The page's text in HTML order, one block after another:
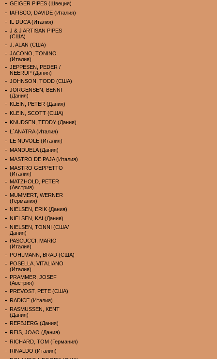
GEIGER PIPES (Швеция)
IAFISCO, DAVIDE (Италия)
IL DUCA (Италия)
J & J ARTISAN PIPES
(США)
J. ALAN (США)
JACONO, TONINO
(Италия)
JEPPESEN, PEDER /
NEERUP (Дания)
JOHNSON, TODD (США)
JORGENSEN, BENNI
(Дания)
KLEIN, PETER (Дания)
KLEIN, SCOTT (США)
KNUDSEN, TEDDY (Дания)
L`ANATRA (Италия)
LE NUVOLE (Италия)
MANDUELA (Дания)
MASTRO DE PAJA (Италия)
MASTRO GEPPETTO
(Италия)
MATZHOLD, PETER
(Австрия)
MUMMERT, WERNER
(Германия)
NIELSEN, ERIK (Дания)
NIELSEN, KAI (Дания)
NIELSEN, TONNI (США/
Дания)
PASCUCCI, MARIO
(Италия)
POHLMANN, BRAD (США)
POSELLA, VITALIANO
(Италия)
PRAMMER, JOSEF
(Австрия)
PREVOST, PETE (США)
RADICE (Италия)
RASMUSSEN, KENT
(Дания)
REFBJERG (Дания)
REIS, JOAO (Дания)
RICHARD, TOM (Германия)
RINALDO (Италия)